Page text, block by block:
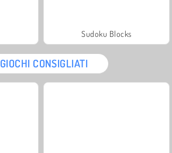
Sudoku Blocks
GIOCHI CONSIGLIATI